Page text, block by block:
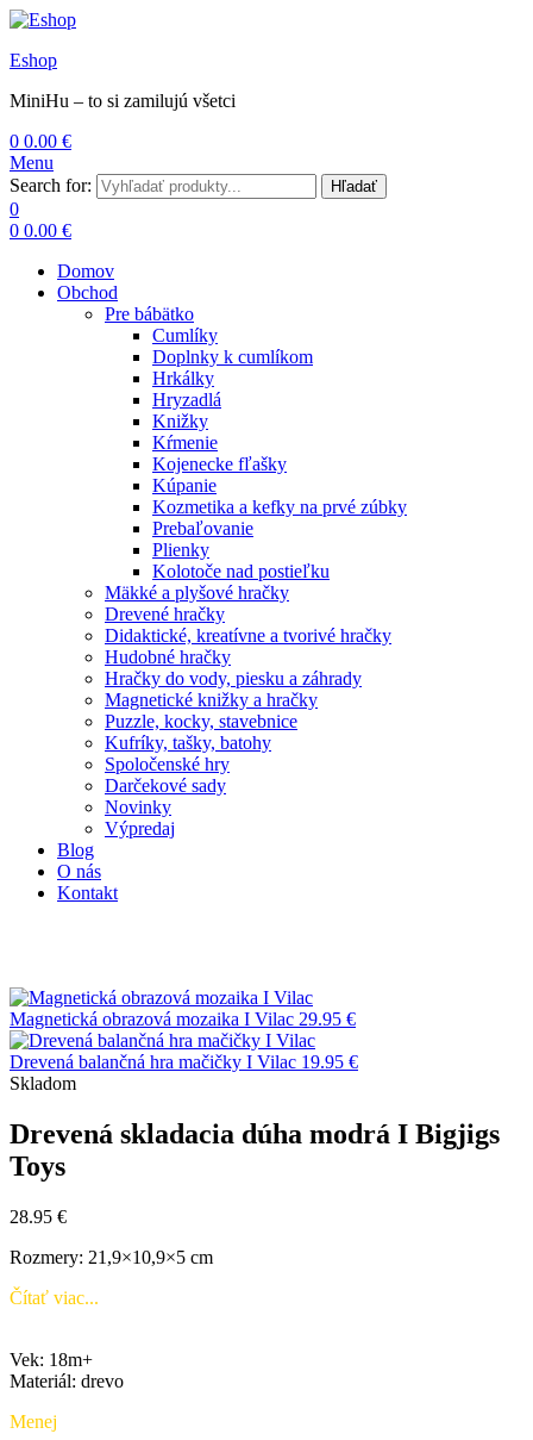
Eshop
MiniHu – to si zamilujú všetci
0 0.00 €
Menu
Search for:
Hľadať
0
0 0.00 €
Domov
Obchod
Pre bábätko
Cumlíky
Doplnky k cumlíkom
Hrkálky
Hryzadlá
Knižky
Kŕmenie
Kojenecke fľašky
Kúpanie
Kozmetika a kefky na prvé zúbky
Prebaľovanie
Plienky
Kolotoče nad postieľku
Mäkké a plyšové hračky
Drevené hračky
Didaktické, kreatívne a tvorivé hračky
Hudobné hračky
Hračky do vody, piesku a záhrady
Magnetické knižky a hračky
Puzzle, kocky, stavebnice
Kufríky, tašky, batohy
Spoločenské hry
Darčekové sady
Novinky
Výpredaj
Blog
O nás
Kontakt
Magnetická obrazová mozaika I Vilac 29.95 €
Drevená balančná hra mačičky I Vilac 19.95 €
Skladom
Drevená skladacia dúha modrá I Bigjigs
Toys
28.95 €
Rozmery: 21,9×10,9×5 cm
Čítať viac...
Vek: 18m+
Materiál: drevo
Menej